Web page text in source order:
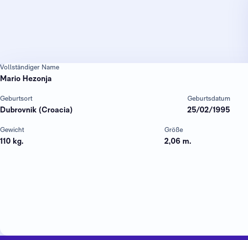
Vollständiger Name
Mario Hezonja
Geburtsort
Dubrovnik (Croacia)
Geburtsdatum
25/02/1995
Gewicht
110 kg.
Größe
2,06 m.